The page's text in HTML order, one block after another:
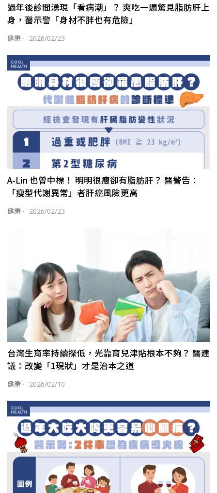
過年後診間湧現「看病潮」？ 爽吃一週驚見脂肪肝上
身，醫示警「身材不胖也有危險」
健康 · 2026/02/23
A-Lin 也曾中標！ 明明很瘦卻有脂肪肝？ 醫警告：
「瘦型代謝異常」者肝癌風險更高
健康 · 2026/02/23
台灣生育率持續探低，光靠育兒津貼根本不夠？ 醫建
議：改變「1現狀」才是治本之道
健康 · 2026/02/10